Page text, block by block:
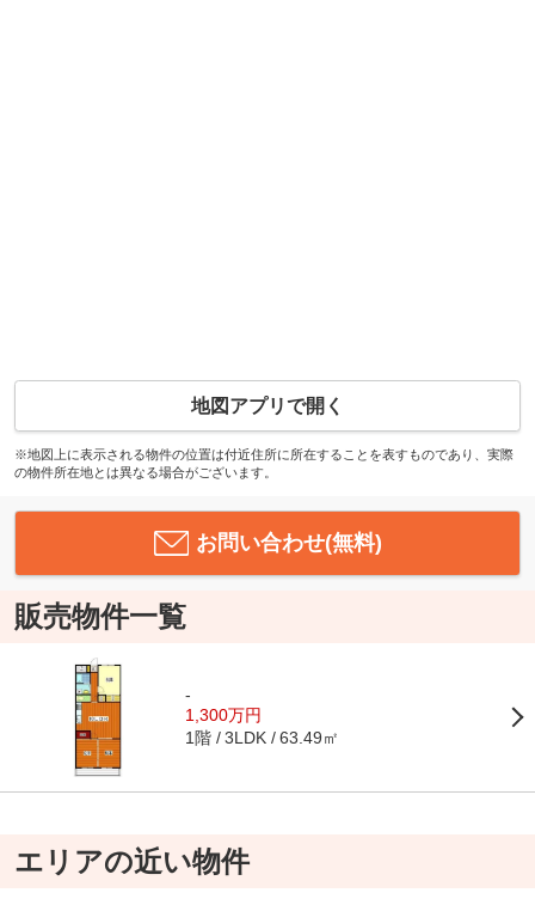
地図アプリで開く
※地図上に表示される物件の位置は付近住所に所在することを表すものであり、実際
の物件所在地とは異なる場合がございます。
お問い合わせ(無料)
販売物件一覧
-
1,300万円
1階 3LDK 63.49㎡
エリアの近い物件